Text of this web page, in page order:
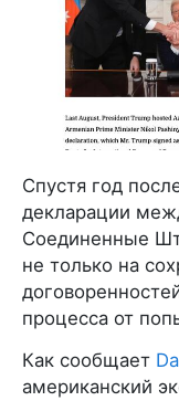
Спустя год
декларации
Соединенные
не только на
процесса от
Как сообщает
американский